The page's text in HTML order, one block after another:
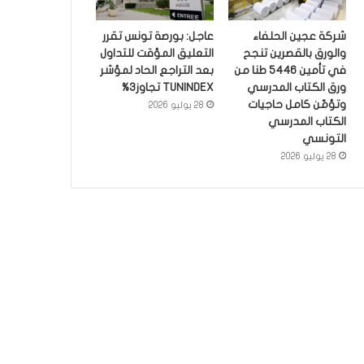
شركة عجين الحلفاء
والورق بالقصرين تنجح
في تأمين 5446 طنا من
ورق الكتاب المدرسي
وتؤمّن كامل حاجيات
الكتاب المدرسي
التونسي
28 يوليو 2026
عاجل: بورصة تونس تقرر
التعليق المؤقت للتداول
بعد التراجع الحاد لمؤشر
TUNINDEX تجاوز3%
28 يوليو 2026